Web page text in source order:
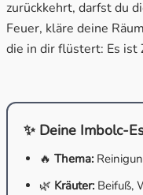
zurückkehrt, darfst du
Feuer, kläre deine
die in dir flüstert: Es ist
✨ Deine Imbolc-
🔥 Thema:
🌿 Kräuter: Beifuß,